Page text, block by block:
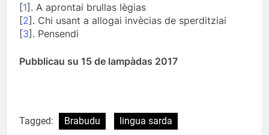
[1]. A aprontai brullas lègias
[2]. Chi usant a allogai invècias de sperditziai
[3]. Pensendi
Pubblicau su 15 de lampàdas 2017
Tagged: Brabudu
lingua sarda